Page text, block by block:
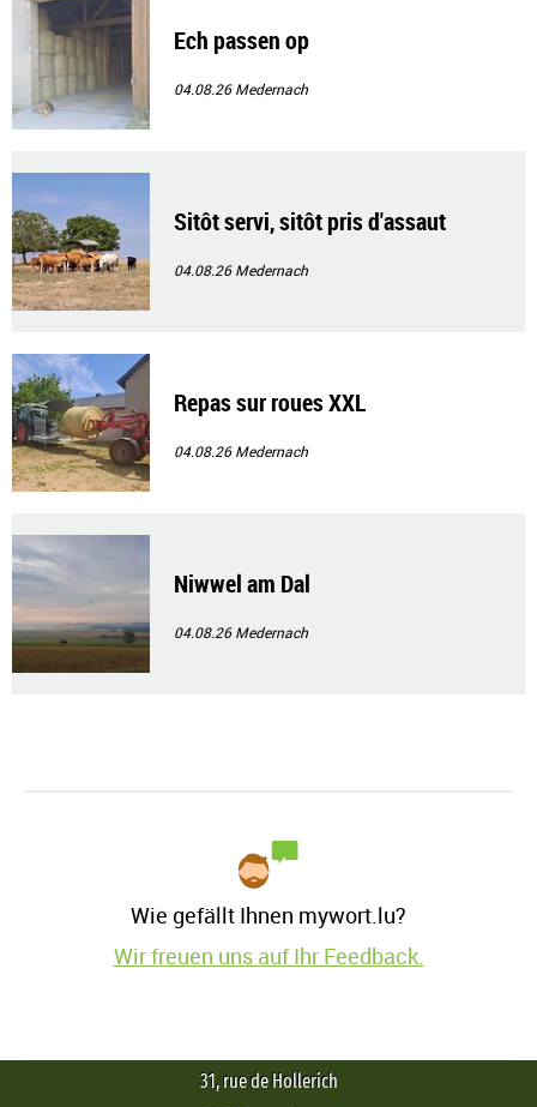
Ech passen op
04.08.26Medernach
Sitôt servi, sitôt pris d'assaut
04.08.26Medernach
Repas sur roues XXL
04.08.26Medernach
Niwwel am Dal
04.08.26Medernach
Wie gefällt Ihnen mywort.lu?
Wir freuen uns auf Ihr Feedback.
31, rue de Hollerich